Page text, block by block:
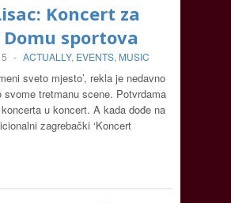
Koncert za
sportova
- ACTUALLY, EVENTS, MUSIC
sveto mjesto’, rekla je nedavno
svome tretmanu scene. Potvrdama
u koncert. A kada dođe na
zagrebački ‘Koncert